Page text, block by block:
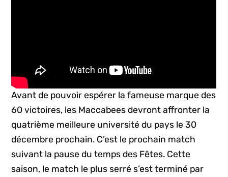
Avant de pouvoir espérer la fameuse marque des
60 victoires, les Maccabees devront affronter la
quatrième meilleure université du pays le 30
décembre prochain. C’est le prochain match
suivant la pause du temps des Fêtes. Cette
saison, le match le plus serré s’est terminé par